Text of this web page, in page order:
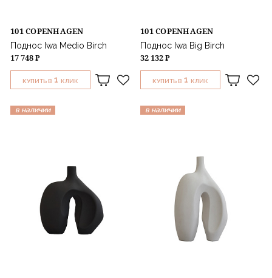
101 COPENHAGEN
Поднос Iwa Medio Birch
17 748 ₽
КУПИТЬ В 1 КЛИК
101 COPENHAGEN
Поднос Iwa Big Birch
32 132 ₽
КУПИТЬ В 1 КЛИК
в наличии в наличии